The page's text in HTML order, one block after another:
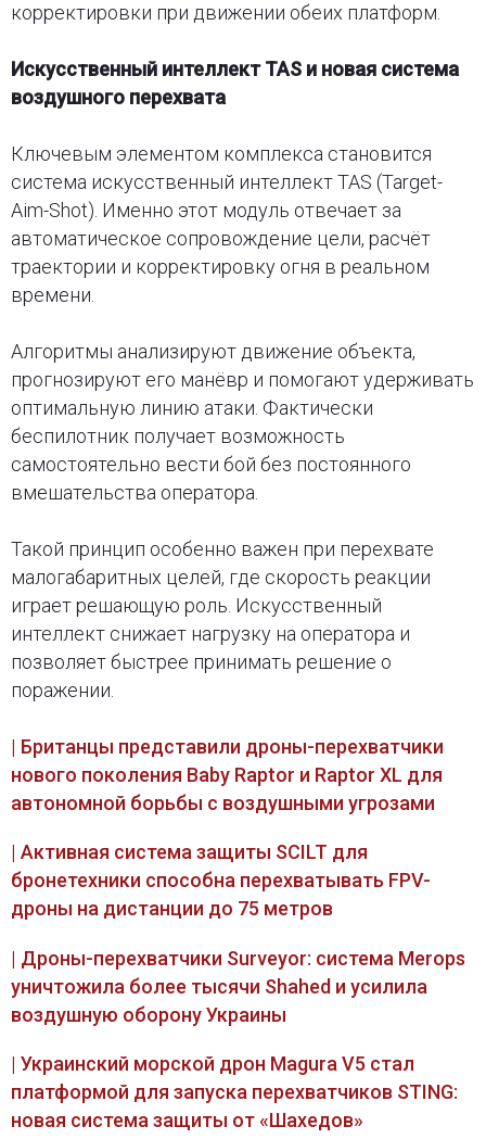
корректировки при движении обеих платформ.
Искусственный интеллект TAS и новая система
воздушного перехвата
Ключевым элементом комплекса становится
система искусственный интеллект TAS (Target-
Aim-Shot). Именно этот модуль отвечает за
автоматическое сопровождение цели, расчёт
траектории и корректировку огня в реальном
времени.
Алгоритмы анализируют движение объекта,
прогнозируют его манёвр и помогают удерживать
оптимальную линию атаки. Фактически
беспилотник получает возможность
самостоятельно вести бой без постоянного
вмешательства оператора.
Такой принцип особенно важен при перехвате
малогабаритных целей, где скорость реакции
играет решающую роль. Искусственный
интеллект снижает нагрузку на оператора и
позволяет быстрее принимать решение о
поражении.
| Британцы представили дроны-перехватчики
нового поколения Baby Raptor и Raptor XL для
автономной борьбы с воздушными угрозами
| Активная система защиты SCILT для
бронетехники способна перехватывать FPV-
дроны на дистанции до 75 метров
| Дроны-перехватчики Surveyor: система Merops
уничтожила более тысячи Shahed и усилила
воздушную оборону Украины
| Украинский морской дрон Magura V5 стал
платформой для запуска перехватчиков STING:
новая система защиты от «Шахедов»